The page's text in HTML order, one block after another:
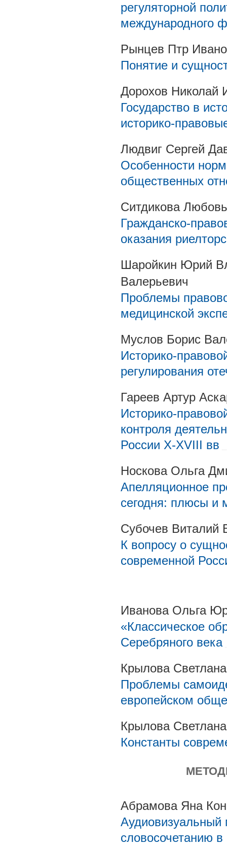
регуляторной
международного
Рынцев Птр
Понятие и
Дорохов Николай
Государство в
историко-
Людвиг Сергей
Особенности
общественных
Ситдикова
Гражданско-
оказания
Шаройкин Юрий
Валерьевич
Проблемы
медицинской
Муслов Борис
Историко-
регулирования
Гареев Артур
Историко-
контроля
России X-XVIII вв
Носкова Ольга
Апелляционное
сегодня: плюсы и
Субочев Виталий
К вопросу о
современной
Иванова Ольга
«Классическое
Серебряного века
Крылова
Проблемы
европейском
Крылова
Константы
Абрамова Яна
Аудиовизуальный
словосочетанию